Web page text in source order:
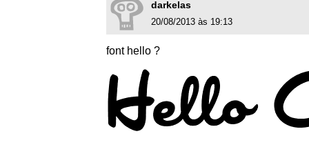
darkelas
20/08/2013 às 19:13
font hello ?